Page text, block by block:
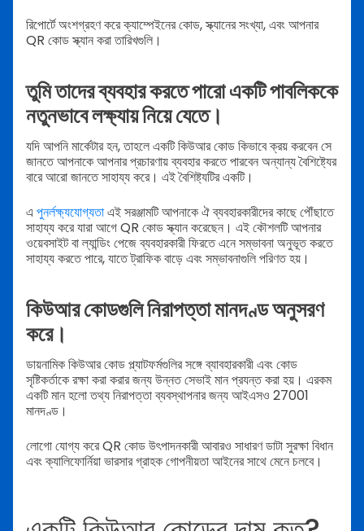
রিপোর্টে অংশগ্রহণ করে ক্যাম্পেইনের কোড, স্ক্যানের সংখ্যা, এবং আপনার
QR কোড স্ক্যান করা তারিখগুলি।
তুমি তাদের ব্যবহার করতে পারো একটি পাবলিককে
নতুনভাবে লক্ষ্যায় নিয়ে যেতে।
যদি আপনি মার্কেটার হন, তাহলে একটি কিউআর কোড কিভাবে ক্রয় করবেন সে
জানতে আপনাকে আপনার প্রচারণায় ব্যবহার করতে পারবেন অন্যান্য বৈশিষ্ট্যের
বারে আরো জানতে সাহায্য করে। এই বৈশিষ্ট্যটির একটি।
এ পুনর্লক্ষ্যযোগ্যতাএই সরঞ্জামটি আপনাকে ঐ ব্যবহারকারীদের কাছে পৌঁছাতে
সাহায্য করে যারা আগে QR কোড স্ক্যান করেছেন। এই কৌশলটি আপনার
ওয়েবসাইট বা ল্যান্ডিং পেজে ব্যবহারকারী ফিরতে এনে সম্ভাবনা অনুভূত করতে
সাহায্য করতে পারে, যাতে ট্রাফিক বাড়ে এবং সম্ভাবনাগুলি পরিণত হয়।
কিউআর কোডগুলি নিরাপত্তা মানদণ্ড অনুসরণ
করে।
ডায়নামিক কিউআর কোড প্ল্যাটফর্মগুলির সঙ্গে ব্যাবহারকারী এবং কোড
সৃষ্টিকর্তাকে রক্ষা করা করার জন্য উন্নত সেভাই মান প্রযন্ত করা হয়। এরকম
একটি মান হলো তথ্য নিরাপত্তা ব্যবস্থাপনার জন্য আইএসও 27001
মানদণ্ড।
লোগো যোগ্য করে QR কোড উৎপাদনকারী আবারও সাধারণ ডাটা সুরক্ষা বিধান
এবং ক্যালিফোর্নিয়া ভারসার গ্রাহক গোপনীয়তা আইনের সাথে মেনে চলবে।